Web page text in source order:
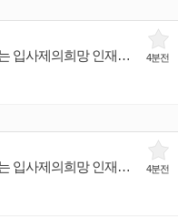
4분전
경기 군포시 에서 의류 일자리를 찾고있는 입사제의희망 인재입니다.
4분전
경기 이천시 에서 의류 일자리를 찾고있는 입사제의희망 인재입니다.